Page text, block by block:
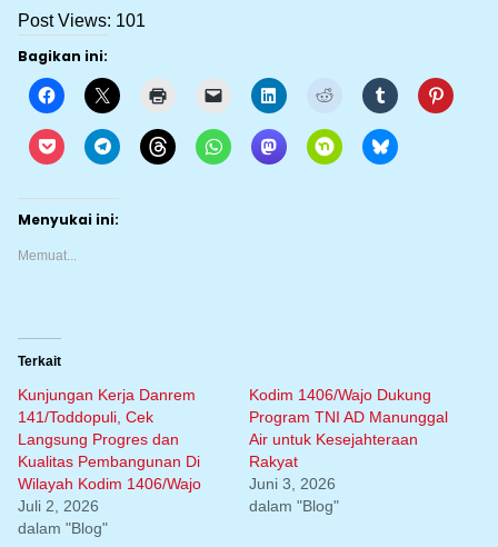
Post Views: 101
Bagikan ini:
Menyukai ini:
Memuat...
Terkait
Kunjungan Kerja Danrem
141/Toddopuli, Cek
Langsung Progres dan
Kualitas Pembangunan Di
Wilayah Kodim 1406/Wajo
Juli 2, 2026
dalam "Blog"
Kodim 1406/Wajo Dukung
Program TNI AD Manunggal
Air untuk Kesejahteraan
Rakyat
Juni 3, 2026
dalam "Blog"